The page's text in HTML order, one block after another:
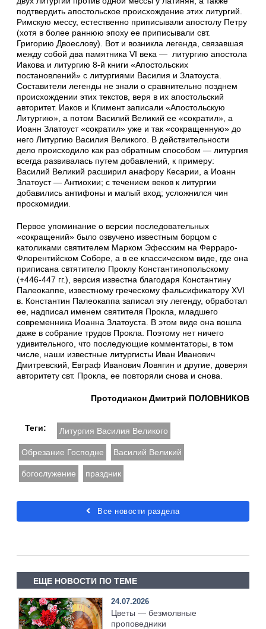
подтвердить апостольское происхождение этих литургий.
Римскую мессу, естественно приписывали апостолу Петру
(хотя в более раннюю эпоху ее приписывали свт.
Григорию Двоеслову). Вот и возникла легенда, связавшая
между собой два памятника VI века — литургию апостола
Иакова и литургию 8-й книги «Апостольских
постановлений» с литургиями Василия и Златоуста.
Составители легенды не знали о сравнительно позднем
происхождении этих текстов, веря в их апостольский
авторитет. Иаков и Климент записали «Апостольскую
Литургию», а потом Василий Великий ее «сократил», а
Иоанн Златоуст «сократил» уже и так «сокращенную» до
него Литургию Василия Великого. В действительности
дело происходило как раз обратным способом — литургия
всегда развивалась путем добавлений, к примеру:
Василий Великий расширил анафору Кесарии, а Иоанн
Златоуст — Антиохии; с течением веков к литургии
добавились антифоны и малый вход; усложнился чин
проскомидии.
Первое упоминание о версии последовательных
«сокращений» было озвучено известным борцом с
католиками святителем Марком Эфесским на Ферраро-
Флорентийском Соборе, а в ее классическом виде, где она
приписана свтятителю Проклу Константинопольскому
(+446-447 гг.), версия известна благодаря Константину
Палеокаппе, известному греческому фальсификатору XVI
в. Константин Палеокаппа записал эту легенду, обработал
ее, надписал именем святителя Прокла, младшего
современника Иоанна Златоуста. В этом виде она вошла
даже в собрание трудов Прокла. Поэтому нет ничего
удивительного, что последующие комментаторы, в том
числе, наши известные литургисты Иван Иванович
Дмитревский, Евграф Иванович Ловягин и другие, доверяя
авторитету свт. Прокла, ее повторяли снова и снова.
Протодиакон Дмитрий ПОЛОВНИКОВ
Теги: Литургия Василия Великого
Обрезание Господне Василий Великий
богослужение праздник
Все новости раздела
ЕЩЕ НОВОСТИ ПО ТЕМЕ
24.07.2026
Цветы — безмолвные
проповедники